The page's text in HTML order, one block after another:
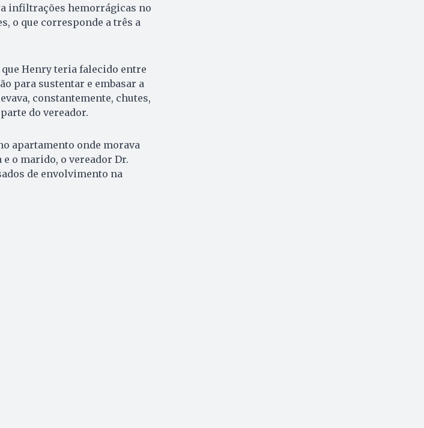
infiltrações hemorrágicas no
o que corresponde a três a
Henry teria falecido entre
para sustentar e embasar a
constantemente, chutes,
do vereador.
apartamento onde morava
o marido, o vereador Dr.
de envolvimento na